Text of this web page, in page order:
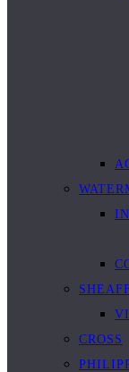
CROSS